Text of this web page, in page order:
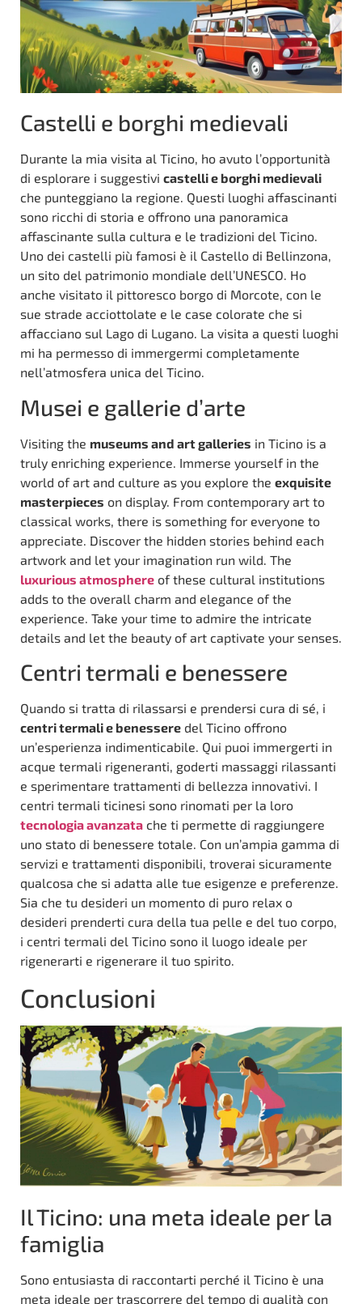
Castelli e borghi medievali
Durante la mia visita al Ticino, ho avuto l’opportunità
di esplorare i suggestivi castelli e borghi medievali
che punteggiano la regione. Questi luoghi affascinanti
sono ricchi di storia e offrono una panoramica
affascinante sulla cultura e le tradizioni del Ticino.
Uno dei castelli più famosi è il Castello di Bellinzona,
un sito del patrimonio mondiale dell’UNESCO. Ho
anche visitato il pittoresco borgo di Morcote, con le
sue strade acciottolate e le case colorate che si
affacciano sul Lago di Lugano. La visita a questi luoghi
mi ha permesso di immergermi completamente
nell’atmosfera unica del Ticino.
Musei e gallerie d’arte
Visiting the museums and art galleries in Ticino is a
truly enriching experience. Immerse yourself in the
world of art and culture as you explore the exquisite
masterpieces on display. From contemporary art to
classical works, there is something for everyone to
appreciate. Discover the hidden stories behind each
artwork and let your imagination run wild. The
luxurious atmosphere of these cultural institutions
adds to the overall charm and elegance of the
experience. Take your time to admire the intricate
details and let the beauty of art captivate your senses.
Centri termali e benessere
Quando si tratta di rilassarsi e prendersi cura di sé, i
centri termali e benessere del Ticino offrono
un’esperienza indimenticabile. Qui puoi immergerti in
acque termali rigeneranti, goderti massaggi rilassanti
e sperimentare trattamenti di bellezza innovativi. I
centri termali ticinesi sono rinomati per la loro
tecnologia avanzata che ti permette di raggiungere
uno stato di benessere totale. Con un’ampia gamma di
servizi e trattamenti disponibili, troverai sicuramente
qualcosa che si adatta alle tue esigenze e preferenze.
Sia che tu desideri un momento di puro relax o
desideri prenderti cura della tua pelle e del tuo corpo,
i centri termali del Ticino sono il luogo ideale per
rigenerarti e rigenerare il tuo spirito.
Conclusioni
Il Ticino: una meta ideale per la
famiglia
Sono entusiasta di raccontarti perché il Ticino è una
meta ideale per trascorrere del tempo di qualità con